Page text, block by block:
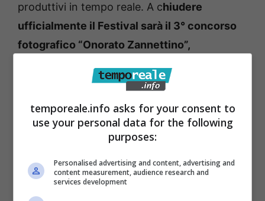
produttivi in tempo reale. A chiudere
ufficialmente il Festival sarà il 3° concorso
fotografico “Onorato Zannettino”,
l’Associazione Fotografichementi di
Vincenzo Bucci.
scatti saranno esposti dal 12 al 15
cortile e nelle sale interne della Giudea,
completamente rimessa a nuovo al termine di
temporeale.info asks for your consent to
use your personal data for the following
purposes:
Personalised advertising and content, advertising and
content measurement, audience research and
services development